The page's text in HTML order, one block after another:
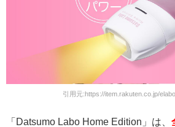
引用元:https://item.rakuten.co.jp/
「Datsumo Labo Home Edition」は、